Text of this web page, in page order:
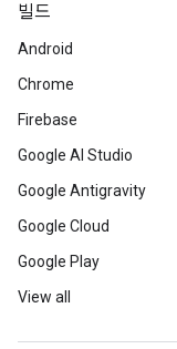
빌드
Android
Chrome
Firebase
Google AI Studio
Google Antigravity
Google Cloud
Google Play
View all